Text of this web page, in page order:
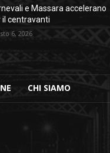
e Massara accelerano
il centravanti
6, 2026
CHI SIAMO